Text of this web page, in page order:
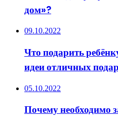
дом»?
09.10.2022
Что подарить
идеи отличных
05.10.2022
Почему необходимо